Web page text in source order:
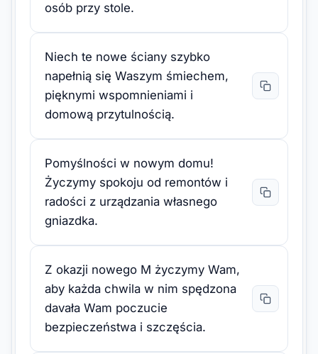
osób przy stole.
Niech te nowe ściany szybko
napełnią się Waszym śmiechem,
pięknymi wspomnieniami i
domową przytulnością.
Pomyślności w nowym domu!
Życzymy spokoju od remontów i
radości z urządzania własnego
gniazdka.
Z okazji nowego M życzymy Wam,
aby każda chwila w nim spędzona
davała Wam poczucie
bezpieczeństwa i szczęścia.